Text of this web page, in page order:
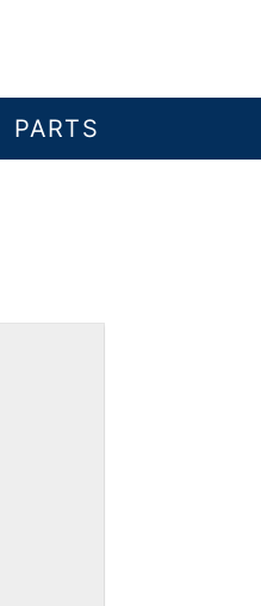
PARTS